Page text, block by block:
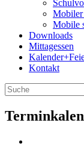
Mobiler
Mobile
Downloads
Mittagessen
Kontakt